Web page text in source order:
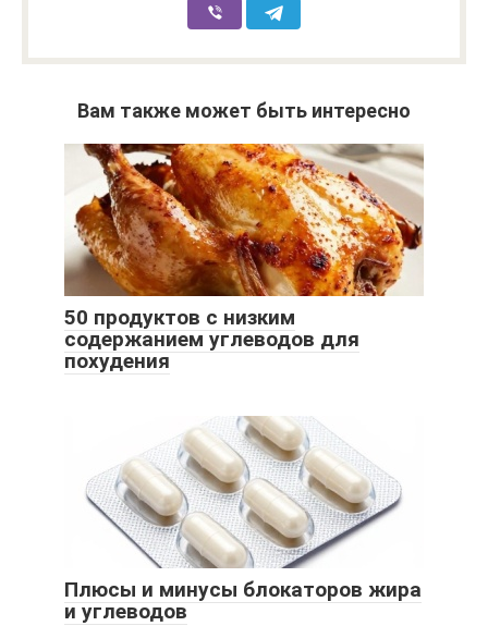
Вам также может быть интересно
50 продуктов с низким
содержанием углеводов для
похудения
Плюсы и минусы блокаторов жира
и углеводов